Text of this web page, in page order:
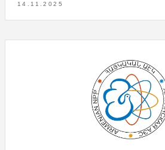
14.11.2025